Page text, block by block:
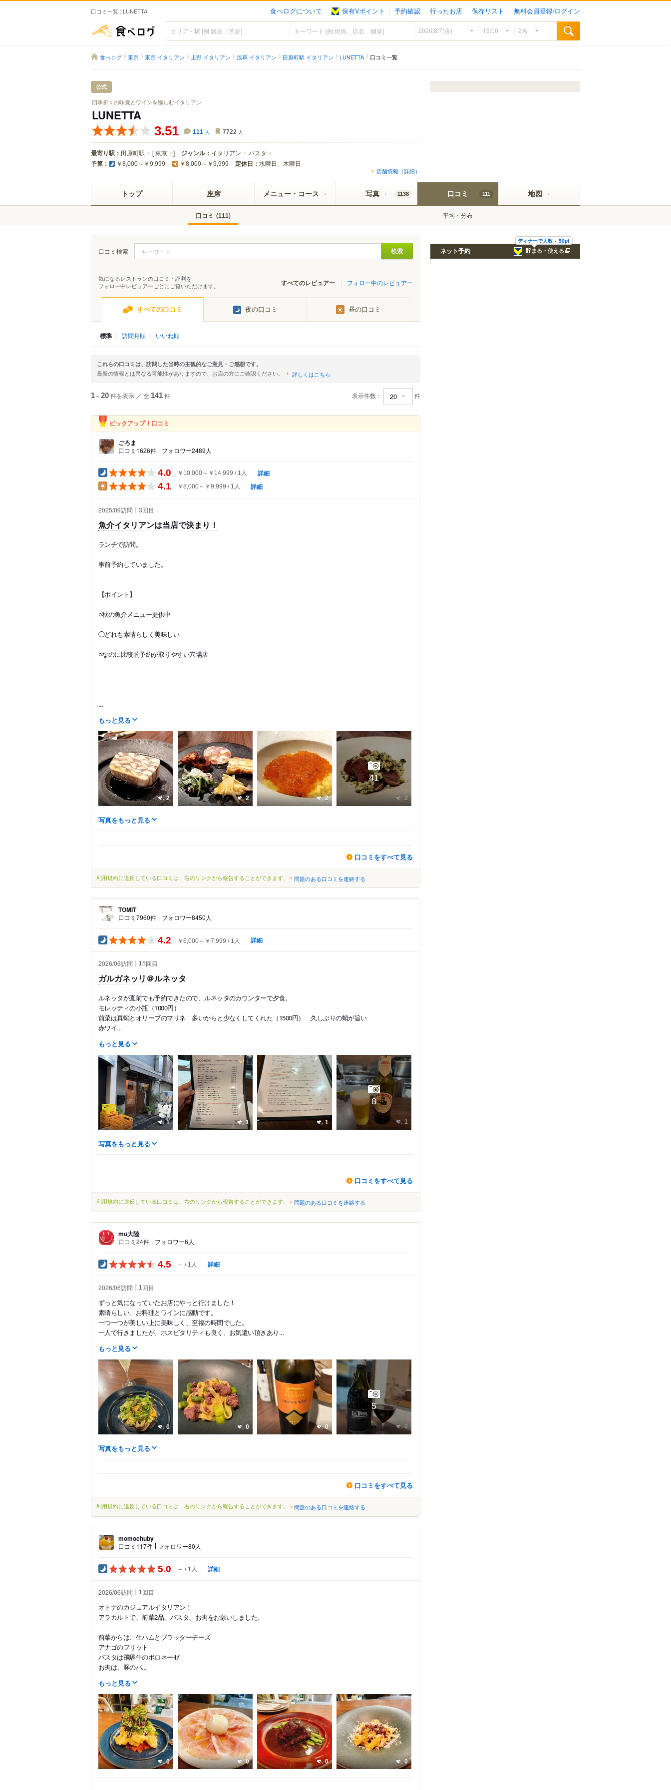
口コミ一覧 : LUNETTA 食べログについて 保有Vポイント 予約確認 行ったお店 保存リスト 無料会員登録/ログイン
食べログ
食べログ 東京 東京 イタリアン 上野 イタリアン 浅草 イタリアン 田原町駅 イタリアン LUNETTA 口コミ一覧
公式
四季折々の味覚とワインを愉しむイタリアン
LUNETTA
3.51 111 人 7722 人
最寄り駅： 田原町駅 [東京 ] ジャンル： イタリアン パスタ
予算： ￥8,000～￥9,999 ￥8,000～￥9,999 定休日： 水曜日、木曜日
店舗情報（詳細）
トップ 座席 メニュー・コース 写真 1138 口コミ 111
口コミ (111) 平均・分布
地図
口コミ検索
気になるレストランの口コミ・評判を
フォロー中レビュアーごとにご覧いただけます。
すべてのレビュアー フォロー中のレビュアー
すべての口コミ 夜の口コミ 昼の口コミ
標準 訪問月順 いいね順
これらの口コミは、訪問した当時の主観的なご意見・ご感想です。
最新の情報とは異なる可能性がありますので、お店の方にご確認ください。 詳しくはこちら
1～20件を表示 ／ 全 141件 表示件数： 件
ピックアップ！口コミ
ごろま
口コミ1626件 フォロワー2489人
4.0 ￥10,000～￥14,999 1人 詳細
4.1 ￥8,000～￥9,999 1人 詳細
2025/09訪問 3回目
魚介イタリアンは当店で決まり！
ランチで訪問。
事前予約していました。
【ポイント】
○秋の魚介メニュー提供中
◯どれも素晴らしく美味しい
○なのに比較的予約が取りやすい穴場店
−−
...
もっと見る
2 2 2 2
41
写真をもっと見る
口コミをすべて見る
利用規約に違反している口コミは、右のリンクから報告することができます。 問題のある口コミを連絡する
TOMIT
口コミ7960件 フォロワー8450人
4.2 ￥6,000～￥7,999 1人 詳細
2026/06訪問 15回目
ガルガネッリ＠ルネッタ
ルネッタが直前でも予約できたので、ルネッタのカウンターで夕食。
モレッティの小瓶（1000円）
前菜は真蛸とオリーブのマリネ 多いからと少なくしてくれた（1500円） 久しぶりの蛸が旨い
赤ワイ...
もっと見る
1 1 1 1
8
写真をもっと見る
口コミをすべて見る
利用規約に違反している口コミは、右のリンクから報告することができます。 問題のある口コミを連絡する
mu大陸
口コミ24件 フォロワー6人
4.5 － 1人 詳細
2026/06訪問 1回目
ずっと気になっていたお店にやっと行けました！
素晴らしい、お料理とワインに感動です。
一つ一つが美しい上に美味しく、至福の時間でした。
一人で行きましたが、ホスピタリティも良く、お気遣い頂きあり...
もっと見る
0 0 0 0
5
写真をもっと見る
口コミをすべて見る
利用規約に違反している口コミは、右のリンクから報告することができます。 問題のある口コミを連絡する
momochuby
口コミ117件 フォロワー80人
5.0 － 1人 詳細
2026/06訪問 1 回目
オトナのカジュアルイタリアン！
アラカルトで、前菜2品、パスタ、お肉をお願いしました。
前菜からは、生ハムとブラッターチーズ
アナゴのフリット
パスタは飛騨牛のボロネーゼ
お肉は、豚のバ...
もっと見る
0 0 0 0
ディナーで人数 × 50pt
貯まる・使える
ネット予約